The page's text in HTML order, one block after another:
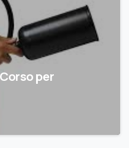
per